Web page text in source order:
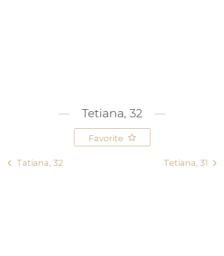
Tetiana, 32
Favorite
Tatiana, 32 Tetiana, 31